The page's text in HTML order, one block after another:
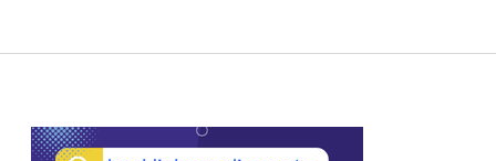
Sidebar